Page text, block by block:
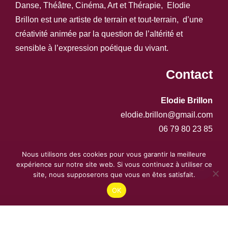
Danse, Théâtre, Cinéma, Art et Thérapie, Elodie
Brillon est une artiste de terrain et tout-terrain, d’une
créativité animée par la question de l’altérité et
sensible à l’expression poétique du vivant.
Contact
Elodie Brillon
elodie.brillon@gmail.com
06 79 80 23 85
Nous utilisons des cookies pour vous garantir la meilleure
expérience sur notre site web. Si vous continuez à utiliser ce
site, nous supposerons que vous en êtes satisfait.
OK